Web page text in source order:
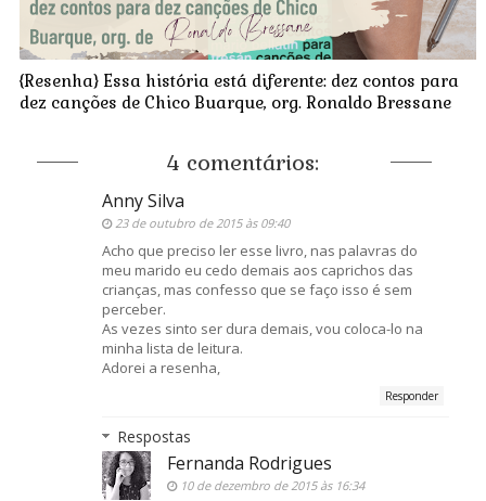
{Resenha} Essa história está diferente: dez contos para
dez canções de Chico Buarque, org. Ronaldo Bressane
4 comentários:
Anny Silva
23 de outubro de 2015 às 09:40
Acho que preciso ler esse livro, nas palavras do
meu marido eu cedo demais aos caprichos das
crianças, mas confesso que se faço isso é sem
perceber.
As vezes sinto ser dura demais, vou coloca-lo na
minha lista de leitura.
Adorei a resenha,
Responder
Respostas
Fernanda Rodrigues
10 de dezembro de 2015 às 16:34